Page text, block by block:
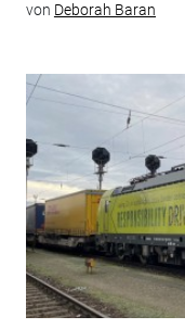
von Deborah Baran